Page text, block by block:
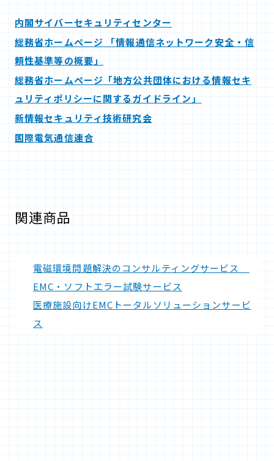
内閣サイバーセキュリティセンター
総務省ホームページ 「情報通信ネットワーク安全・信
頼性基準等の概要」
総務省ホームページ「地方公共団体における情報セキ
ュリティポリシーに関するガイドライン」
新情報セキュリティ技術研究会
国際電気通信連合
関連商品
電磁環境問題解決のコンサルティングサービス
EMC・ソフトエラー試験サービス
医療施設向けEMCトータルソリューションサービ
ス